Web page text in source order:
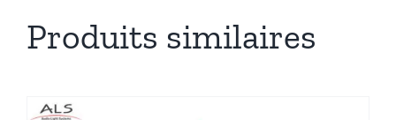
Produits similaires